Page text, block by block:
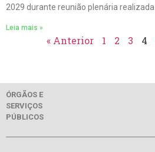
2029 durante reunião plenária
Leia mais »
« Anterior 1 2 3 4
ÓRGÃOS E
SERVIÇOS
PÚBLICOS